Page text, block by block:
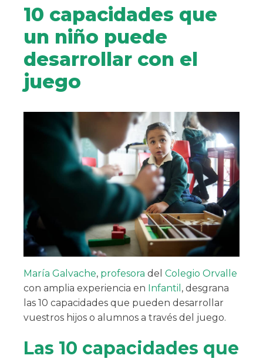
10 capacidades que
un niño puede
desarrollar con el
juego
María Galvache, profesora del Colegio Orvalle
con amplia experiencia en Infantil , desgrana
las 10 capacidades que pueden desarrollar
vuestros hijos o alumnos a través del juego.
Las 10 capacidades que